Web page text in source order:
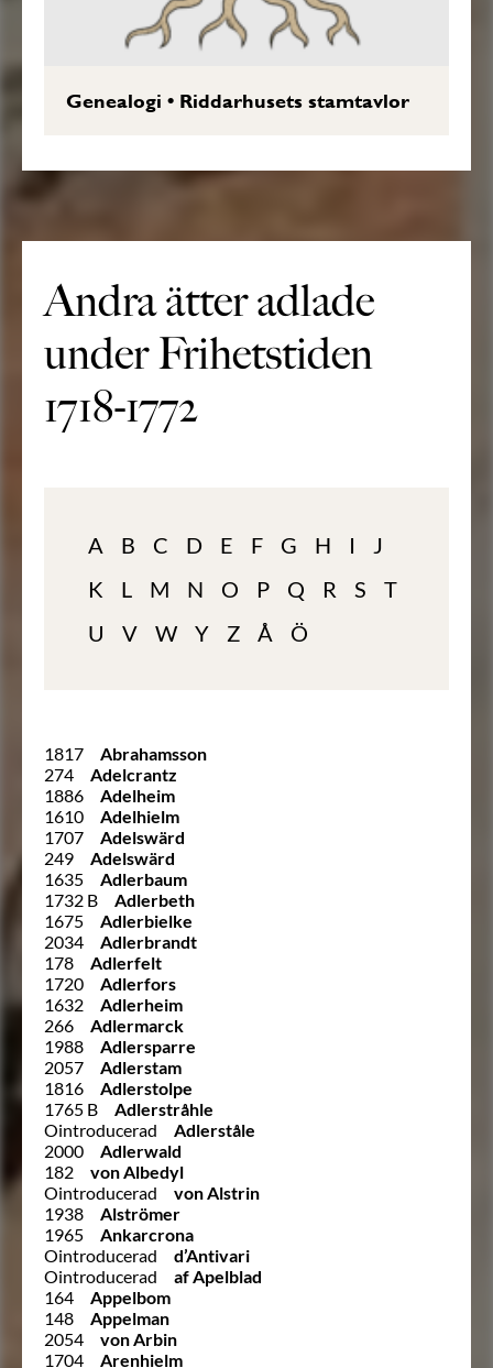
Genealogi • Riddarhusets stamtavlor
Andra ätter adlade
under Frihetstiden
1718-1772
A B C D E F G H I
J
K
L M N O P Q R S
T
U
V W Y Z Å Ö
1817
Abrahamsson
274
Adelcrantz
1886
Adelheim
1610
Adelhielm
1707
Adelswärd
249
Adelswärd
1635
Adlerbaum
1732 B
Adlerbeth
1675
Adlerbielke
2034
Adlerbrandt
178
Adlerfelt
1720
Adlerfors
1632
Adlerheim
266
Adlermarck
1988
Adlersparre
2057
Adlerstam
1816
Adlerstolpe
1765 B
Adlerstråhle
Ointroducerad
Adlerståle
2000
Adlerwald
182
von Albedyl
Ointroducerad
von Alstrin
1938
Alströmer
1965
Ankarcrona
Ointroducerad
d’Antivari
Ointroducerad
af Apelblad
164
Appelbom
148
Appelman
2054
von Arbin
1704
Arenhielm